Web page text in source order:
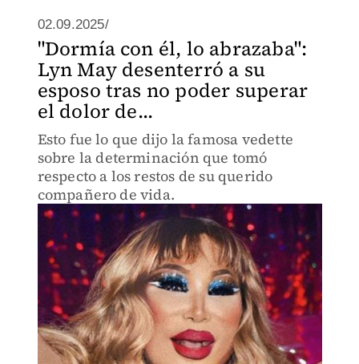
02.09.2025/
"Dormía con él, lo abrazaba":
Lyn May desenterró a su
esposo tras no poder superar
el dolor de...
Esto fue lo que dijo la famosa vedette
sobre la determinación que tomó
respecto a los restos de su querido
compañero de vida.